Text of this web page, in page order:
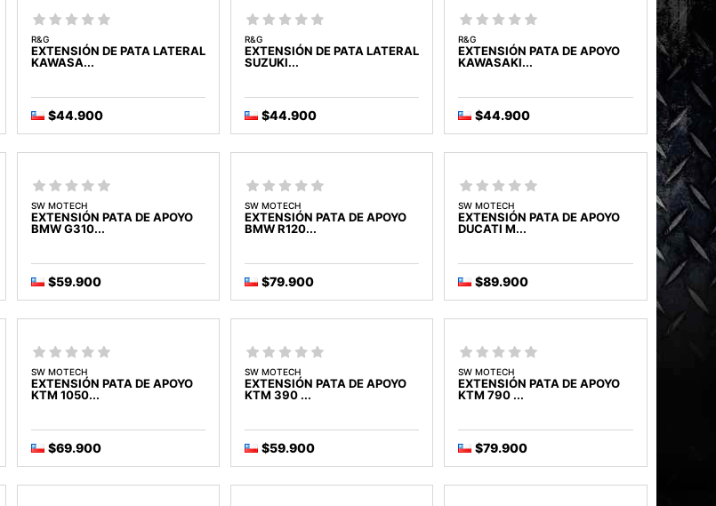
R&G
EXTENSIÓN DE PATA LATERAL
KAWASA...
$44.900
R&G
EXTENSIÓN DE PATA LATERAL
SUZUKI...
$44.900
R&G
EXTENSIÓN PATA DE APOYO
KAWASAKI...
$44.900
SW MOTECH
EXTENSIÓN PATA DE APOYO
BMW G310...
$59.900
SW MOTECH
EXTENSIÓN PATA DE APOYO
BMW R120...
$79.900
SW MOTECH
EXTENSIÓN PATA DE APOYO
DUCATI M...
$89.900
SW MOTECH
EXTENSIÓN PATA DE APOYO
KTM 1050...
$69.900
SW MOTECH
EXTENSIÓN PATA DE APOYO
KTM 390 ...
$59.900
SW MOTECH
EXTENSIÓN PATA DE APOYO
KTM 790 ...
$79.900